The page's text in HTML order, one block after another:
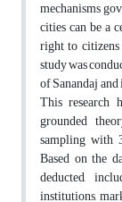
mechanisms
cities can be a
right to
study was
of Sanandaj
This research
grounded
sampling with
Based on the
deducted,
institutions,